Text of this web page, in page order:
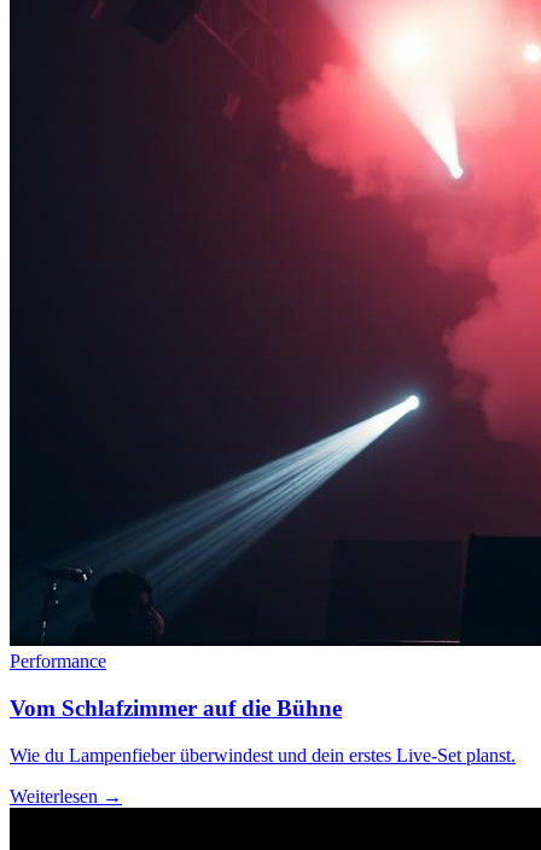
Performance
Vom Schlafzimmer auf die Bühne
Wie du Lampenfieber überwindest und dein erstes Live-Set planst.
Weiterlesen →